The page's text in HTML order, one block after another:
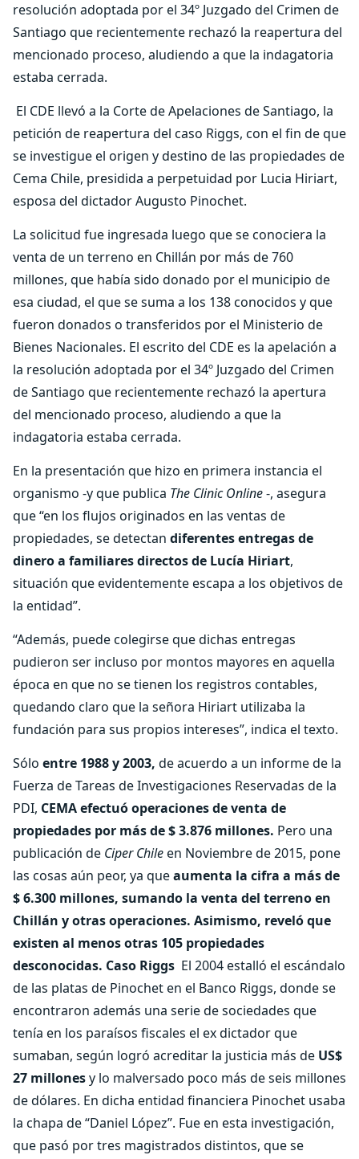
resolución adoptada por el 34º Juzgado del Crimen de
Santiago que recientemente rechazó la reapertura del
mencionado proceso, aludiendo a que la indagatoria
estaba cerrada.
El CDE llevó a la Corte de Apelaciones de Santiago, la
petición de reapertura del caso Riggs, con el fin de que
se investigue el origen y destino de las propiedades de
Cema Chile, presidida a perpetuidad por Lucia Hiriart,
esposa del dictador Augusto Pinochet.
La solicitud fue ingresada luego que se conociera la
venta de un terreno en Chillán por más de 760
millones, que había sido donado por el municipio de
esa ciudad, el que se suma a los 138 conocidos y que
fueron donados o transferidos por el Ministerio de
Bienes Nacionales. El escrito del CDE es la apelación a
la resolución adoptada por el 34º Juzgado del Crimen
de Santiago que recientemente rechazó la apertura
del mencionado proceso, aludiendo a que la
indagatoria estaba cerrada.
En la presentación que hizo en primera instancia el
organismo -y que publica The Clinic Online-, asegura
que “en los flujos originados en las ventas de
propiedades, se detectan diferentes entregas de
dinero a familiares directos de Lucía Hiriart,
situación que evidentemente escapa a los objetivos de
la entidad”.
“Además, puede colegirse que dichas entregas
pudieron ser incluso por montos mayores en aquella
época en que no se tienen los registros contables,
quedando claro que la señora Hiriart utilizaba la
fundación para sus propios intereses”, indica el texto.
Sólo entre 1988 y 2003, de acuerdo a un informe de la
Fuerza de Tareas de Investigaciones Reservadas de la
PDI, CEMA efectuó operaciones de venta de
propiedades por más de $ 3.876 millones. Pero una
publicación de Ciper Chileen Noviembre de 2015, pone
las cosas aún peor, ya queaumenta la cifra a más de
$ 6.300 millones, sumando la venta del terreno en
Chillán y otras operaciones. Asimismo, reveló que
existen al menos otras 105 propiedades
desconocidas. Caso Riggs El 2004 estalló el escándalo
de las platas de Pinochet en el Banco Riggs, donde se
encontraron además una serie de sociedades que
tenía en los paraísos fiscales el ex dictador que
sumaban, según logró acreditar la justicia más de US$
27 millonesy lo malversado poco más de seis millones
de dólares. En dicha entidad financiera Pinochet usaba
la chapa de “Daniel López”. Fue en esta investigación,
que pasó por tres magistrados distintos, que se